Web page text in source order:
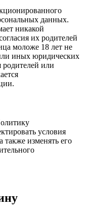
данных.
никакой
их родителей
моложе 18 лет не
иных юридических
родителей или
условия
также изменять его